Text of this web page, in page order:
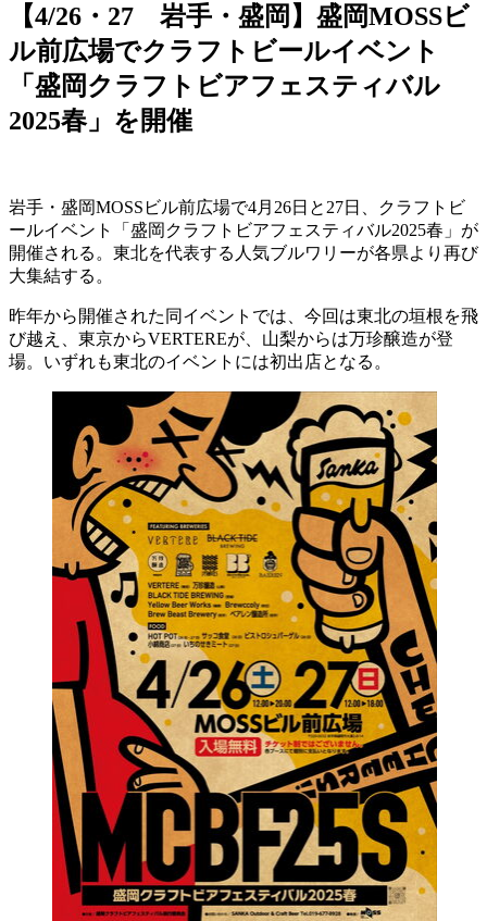
【4/26・27 岩手・盛岡】盛岡MOSSビ
ル前広場でクラフトビールイベント
「盛岡クラフトビアフェスティバル
2025春」を開催
岩手・盛岡MOSSビル前広場で4月26日と27日、クラフトビ
ールイベント「盛岡クラフトビアフェスティバル2025春」が
開催される。東北を代表する人気ブルワリーが各県より再び
大集結する。
昨年から開催された同イベントでは、今回は東北の垣根を飛
び越え、東京からVERTEREが、山梨からは万珍醸造が登
場。いずれも東北のイベントには初出店となる。